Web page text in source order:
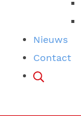
Nieuws
Contact